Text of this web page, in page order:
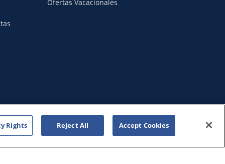
Ofertas Vacacionales
World.
Rights Reject All Accept Cookies